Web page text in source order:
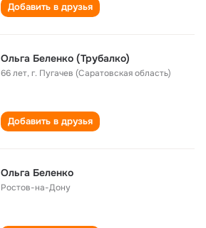
Добавить в друзья
Ольга Беленко (Трубалко)
66 лет,г. Пугачев (Саратовская область)
Добавить в друзья
Ольга Беленко
Ростов-на-Дону